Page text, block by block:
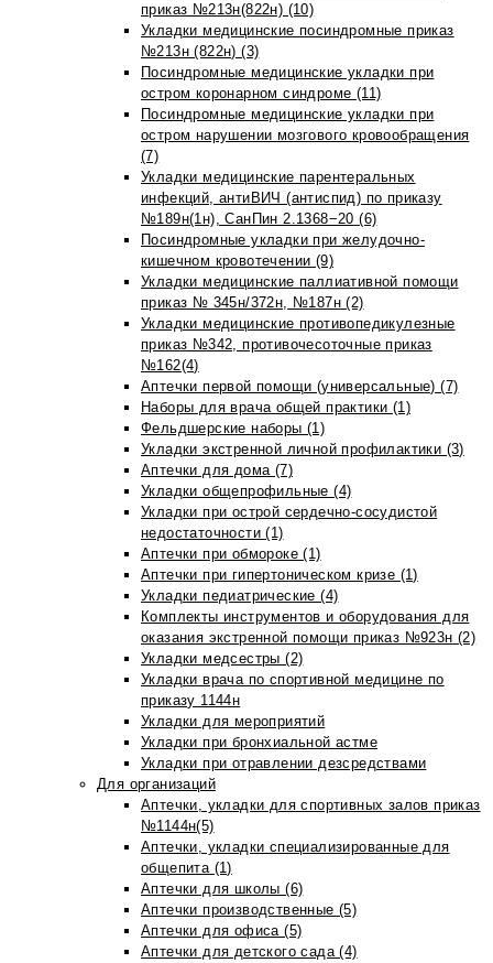
приказ №213н(822н) (10)
Укладки медицинские посиндромные приказ
№213н (822н) (3)
Посиндромные медицинские укладки при
остром коронарном синдроме (11)
Посиндромные медицинские укладки при
остром нарушении мозгового кровообращения
(7)
Укладки медицинские парентеральных
инфекций, антиВИЧ (антиспид) по приказу
№189н(1н), СанПин 2.1368−20 (6)
Посиндромные укладки при желудочно-
кишечном кровотечении (9)
Укладки медицинские паллиативной помощи
приказ № 345н/372н, №187н (2)
Укладки медицинские противопедикулезные
приказ №342, противочесоточные приказ
№162(4)
Аптечки первой помощи (универсальные) (7)
Наборы для врача общей практики (1)
Фельдшерские наборы (1)
Укладки экстренной личной профилактики (3)
Аптечки для дома (7)
Укладки общепрофильные (4)
Укладки при острой сердечно-сосудистой
недостаточности (1)
Аптечки при обмороке (1)
Аптечки при гипертоническом кризе (1)
Укладки педиатрические (4)
Комплекты инструментов и оборудования для
оказания экстренной помощи приказ №923н (2)
Укладки медсестры (2)
Укладки врача по спортивной медицине по
приказу 1144н
Укладки для мероприятий
Укладки при бронхиальной астме
Укладки при отравлении дезсредствами
Для организаций
Аптечки, укладки для спортивных залов приказ
№1144н(5)
Аптечки, укладки специализированные для
общепита (1)
Аптечки для школы (6)
Аптечки производственные (5)
Аптечки для офиса (5)
Аптечки для детского сада (4)